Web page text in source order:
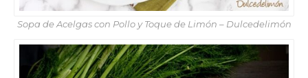
Sopa de Acelgas con Pollo y Toque de Limón – Dulcedelimón